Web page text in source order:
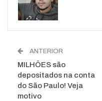
ANTERIOR
MILHÕES são
depositados na conta
do São Paulo! Veja
motivo